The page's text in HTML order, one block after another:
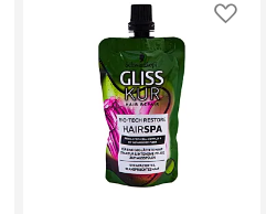
Adaugă în lista de favorite